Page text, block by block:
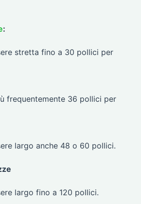
:
stretta fino a 30 pollici per
frequentemente 36 pollici per
largo anche 48 o 60 pollici.
largo fino a 120 pollici.